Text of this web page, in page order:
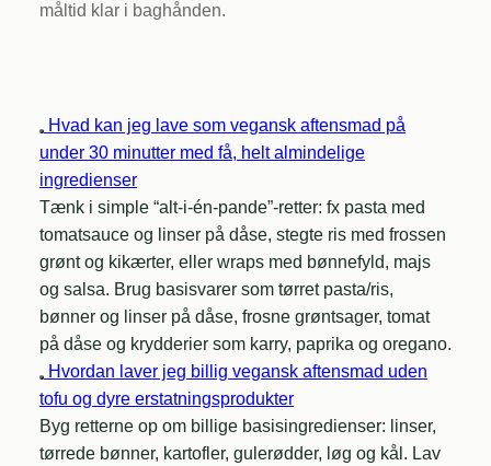
måltid klar i baghånden.
Hvad kan jeg lave som vegansk aftensmad på
under 30 minutter med få, helt almindelige
ingredienser
Tænk i simple “alt-i-én-pande”-retter: fx pasta med
tomatsauce og linser på dåse, stegte ris med frossen
grønt og kikærter, eller wraps med bønnefyld, majs
og salsa. Brug basisvarer som tørret pasta/ris,
bønner og linser på dåse, frosne grøntsager, tomat
på dåse og krydderier som karry, paprika og oregano.
Hvordan laver jeg billig vegansk aftensmad uden
tofu og dyre erstatningsprodukter
Byg retterne op om billige basisingredienser: linser,
tørrede bønner, kartofler, gulerødder, løg og kål. Lav